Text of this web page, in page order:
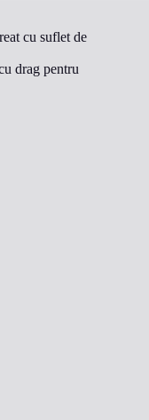
cu suflet de
drag pentru